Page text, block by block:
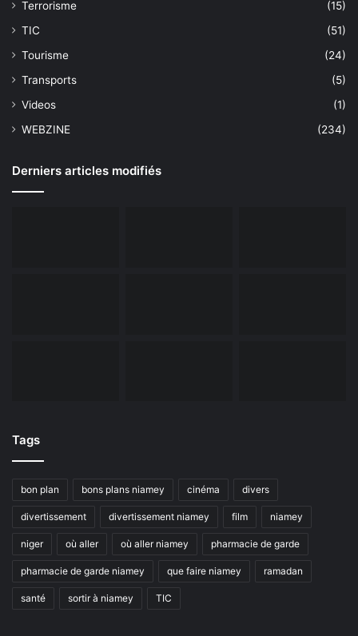
Terrorisme
(15)
TIC
(51)
Tourisme
(24)
Transports
(5)
Videos
(1)
WEBZINE
(234)
Derniers articles modifiés
Tags
bon plan bons plans niamey cinéma divers
divertissement divertissement niamey film niamey
niger où aller où aller niamey pharmacie de garde
pharmacie de garde niamey que faire niamey ramadan
santé sortir à niamey TIC